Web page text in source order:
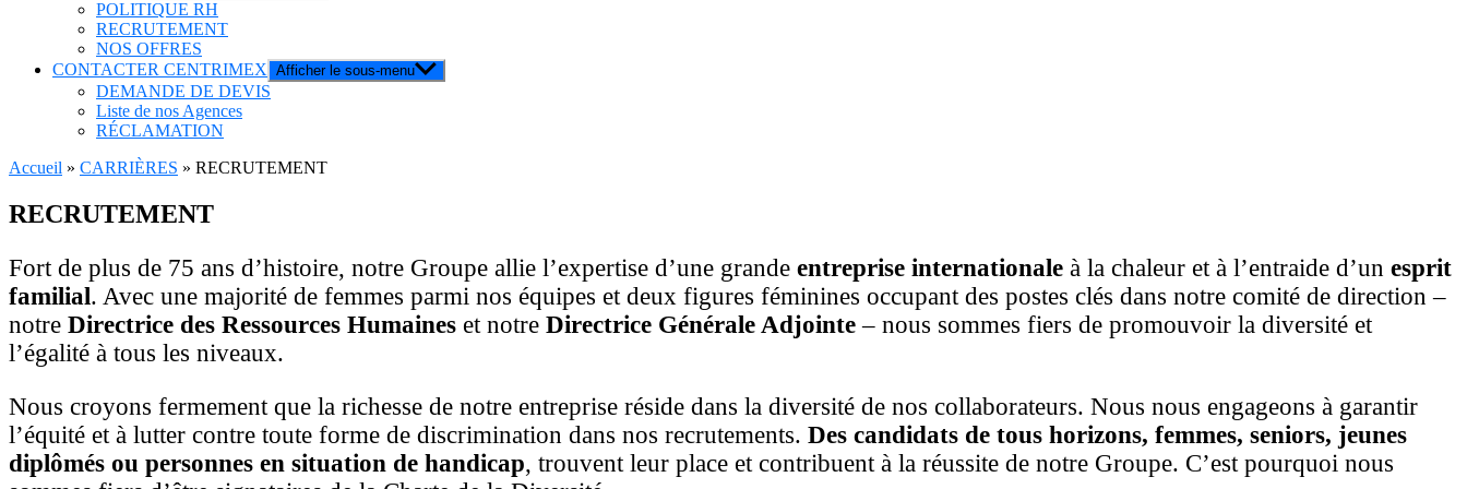
POLITIQUE RH
RECRUTEMENT
NOS OFFRES
CONTACTER CENTRIMEX Afficher le sous-menu
DEMANDE DE DEVIS
Liste de nos Agences
RÉCLAMATION
Accueil » CARRIÈRES » RECRUTEMENT
RECRUTEMENT
Fort de plus de 75 ans d’histoire, notre Groupe allie l’expertise d’une grande entreprise internationale à la chaleur et à l’entraide d’un esprit
familial. Avec une majorité de femmes parmi nos équipes et deux figures féminines occupant des postes clés dans notre comité de direction –
notre Directrice des Ressources Humaines et notre Directrice Générale Adjointe – nous sommes fiers de promouvoir la diversité et
l’égalité à tous les niveaux.
Nous croyons fermement que la richesse de notre entreprise réside dans la diversité de nos collaborateurs. Nous nous engageons à garantir
l’équité et à lutter contre toute forme de discrimination dans nos recrutements. Des candidats de tous horizons, femmes, seniors, jeunes
diplômés ou personnes en situation de handicap, trouvent leur place et contribuent à la réussite de notre Groupe. C’est pourquoi nous